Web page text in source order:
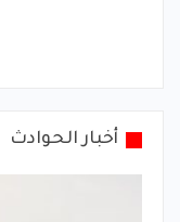
أخبار الحوادث